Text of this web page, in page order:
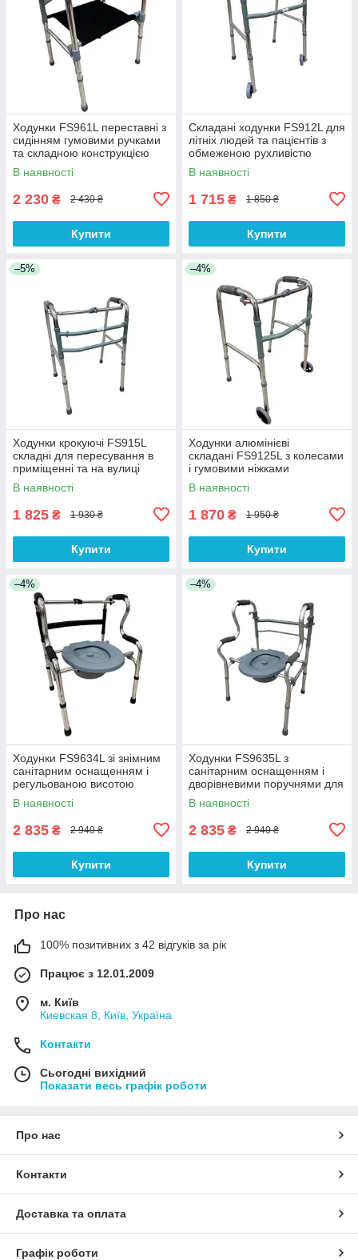
Ходунки FS961L переставні з
сидінням гумовими ручками
та складною конструкцією
В наявності
2 230 ₴ 2 430 ₴
Купити
Складані ходунки FS912L для
літніх людей та пацієнтів з
обмеженою рухливістю
В наявності
1 715 ₴ 1 850 ₴
Купити
–5%
Ходунки крокуючі FS915L
складні для пересування в
приміщенні та на вулиці
В наявності
1 825 ₴ 1 930 ₴
Купити
–4%
Ходунки алюмінієві
складані FS9125L з колесами
і гумовими ніжками
В наявності
1 870 ₴ 1 950 ₴
Купити
–4%
Ходунки FS9634L зі знімним
санітарним оснащенням і
регульованою висотою
В наявності
2 835 ₴ 2 940 ₴
Купити
–4%
Ходунки FS9635L з
санітарним оснащенням і
дворівневими поручнями для
зручності вставання
В наявності
2 835 ₴ 2 940 ₴
Купити
Про нас
100% позитивних з 42 відгуків за рік
Працює з 12.01.2009
м. Київ
Киевская 8, Київ, Україна
Контакти
Сьогодні вихідний
Показати весь графік роботи
Про нас
Контакти
Доставка та оплата
Графік роботи